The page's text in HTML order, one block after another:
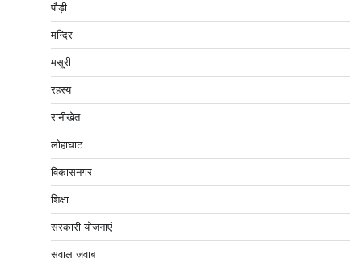
पौड़ी
मन्दिर
मसूरी
रहस्य
रानीखेत
लोहाघाट
विकासनगर
शिक्षा
सरकारी योजनाएं
सवाल ज़वाब